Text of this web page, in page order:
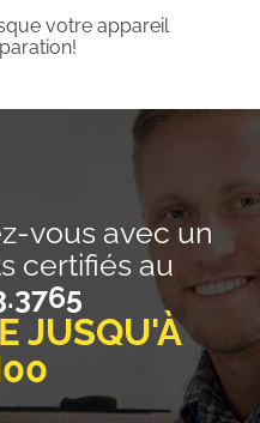
votre appareil
vous avec un
certifiés au
JUSQU'À